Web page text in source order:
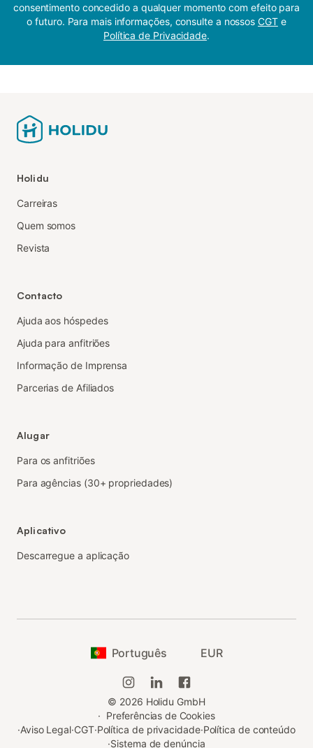
consentimento concedido a qualquer momento com efeito para
o futuro. Para mais informações, consulte a nossosCGTe
Política de Privacidade.
Holidu
Carreiras
Quem somos
Revista
Contacto
Ajuda aos hóspedes
Ajuda para anfitriões
Informação de Imprensa
Parcerias de Afiliados
Alugar
Para os anfitriões
Para agências (30+ propriedades)
Aplicativo
Descarregue a aplicação
Português EUR
© 2026 Holidu GmbH
· Preferências de Cookies
·Aviso Legal·CGT·Política de privacidade·Política de conteúdo
·Sistema de denúncia